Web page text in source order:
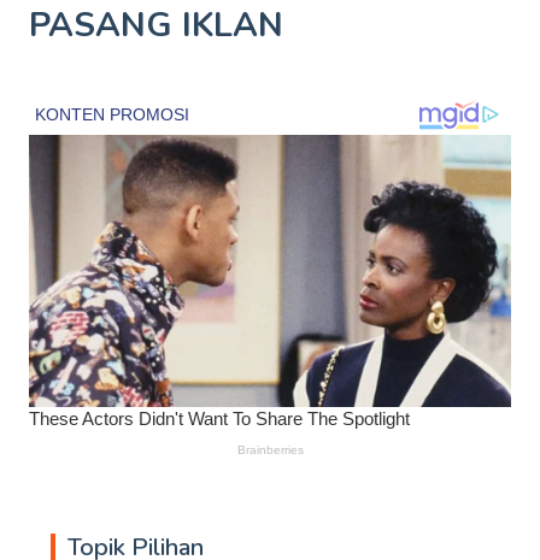
PASANG IKLAN
Topik Pilihan